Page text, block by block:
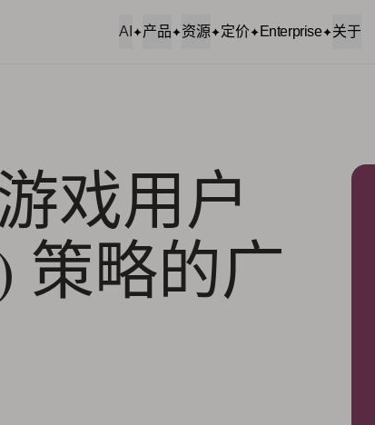
AI 产品 资源 定价 Enterprise 关于
戏用户
策略的广